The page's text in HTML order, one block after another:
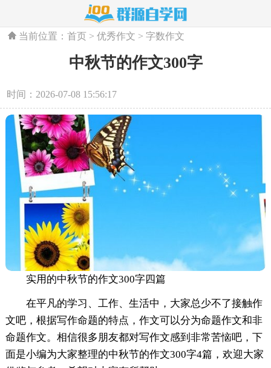
当前位置：首页 >优秀作文 >字数作文
中秋节的作文300字
时间：2026-07-08 15:56:17
实用的中秋节的作文300字四篇
在平凡的学习、工作、生活中，大家总少不了接触作
文吧，根据写作命题的特点，作文可以分为命题作文和非
命题作文。相信很多朋友都对写作文感到非常苦恼吧，下
面是小编为大家整理的中秋节的作文300字4篇，欢迎大家